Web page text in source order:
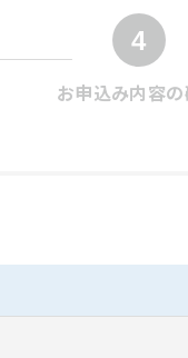
お申込み内容